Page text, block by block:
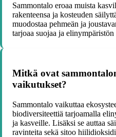
Sammontalo eroaa muista
rakenteensa ja kosteuden
muodostaa pehmeän ja
tarjoaa suojaa ja
Mitkä ovat
vaikutukset?
Sammontalo vaikuttaa
biodiversiteettiä tarjoamalla
ja kasveille. Lisäksi se auttaa
ravinteita sekä sitoo